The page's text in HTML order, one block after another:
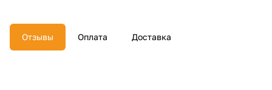
Отзывы Оплата Доставка
Подробнее